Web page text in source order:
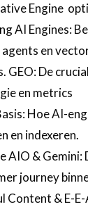
Engine
AI Engines:
agents en
GEO: De
en metrics
Hoe AI-
en indexeren.
AIO & Gemini:
journey
Content & E-